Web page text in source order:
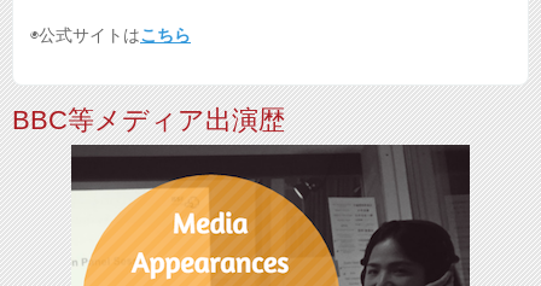
◉公式サイトはこちら
BBC等メディア出演歴